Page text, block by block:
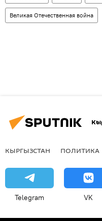
Великая Отечественная война
КЫРГЫЗСТАН ПОЛИТИКА
Telegram VK